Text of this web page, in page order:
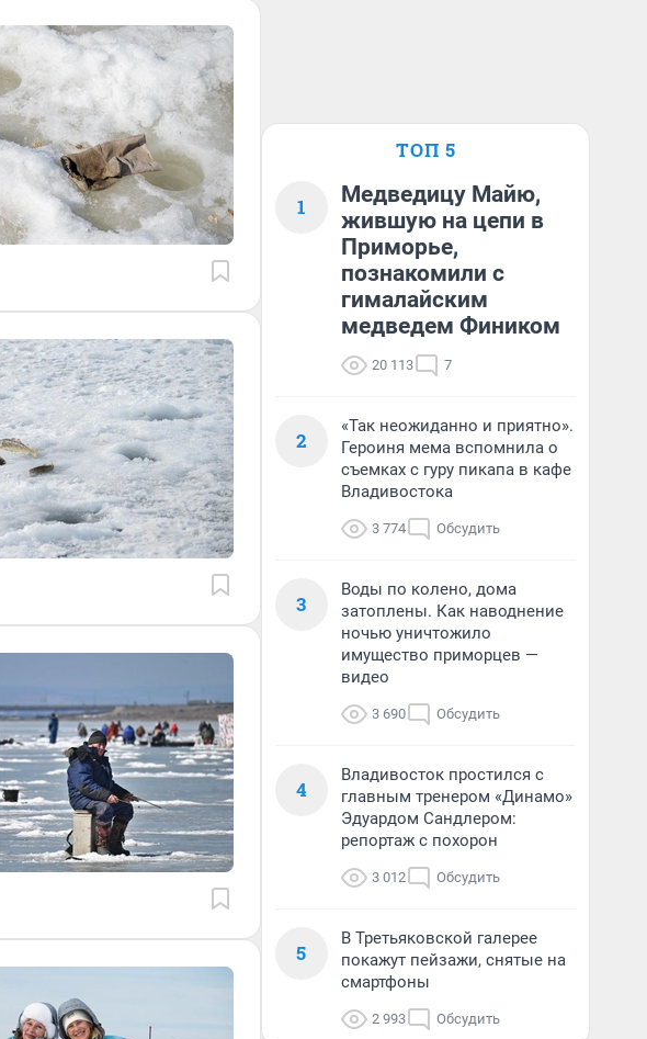
ТОП 5
1
Медведицу Майю,
жившую на цепи в
Приморье,
познакомили с
гималайским
медведем Фиником
20 113 7
2
«Так неожиданно и приятно».
Героиня мема вспомнила о
съемках с гуру пикапа в кафе
Владивостока
3 774 Обсудить
3
Воды по колено, дома
затоплены. Как наводнение
ночью уничтожило
имущество приморцев —
видео
3 690 Обсудить
4
Владивосток простился с
главным тренером «Динамо»
Эдуардом Сандлером:
репортаж с похорон
3 012 Обсудить
5
В Третьяковской галерее
покажут пейзажи, снятые на
смартфоны
2 993 Обсудить